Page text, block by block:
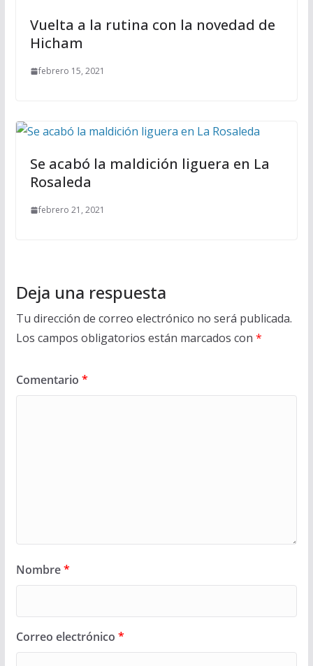
Vuelta a la rutina con la novedad de
Hicham
febrero 15, 2021
Se acabó la maldición liguera en La
Rosaleda
febrero 21, 2021
Deja una respuesta
Tu dirección de correo electrónico no será publicada.
Los campos obligatorios están marcados con *
Comentario *
Nombre*
Correo electrónico *